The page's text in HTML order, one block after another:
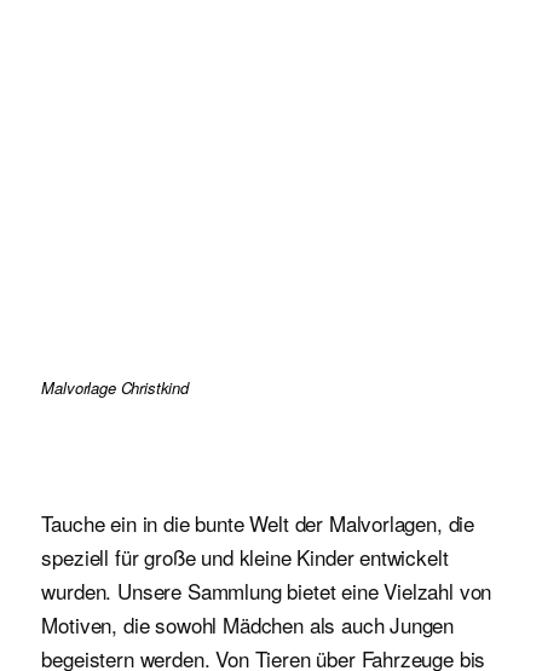
Malvorlage Christkind
Tauche ein in die bunte Welt der Malvorlagen, die
speziell für große und kleine Kinder entwickelt
wurden. Unsere Sammlung bietet eine Vielzahl von
Motiven, die sowohl Mädchen als auch Jungen
begeistern werden. Von Tieren über Fahrzeuge bis